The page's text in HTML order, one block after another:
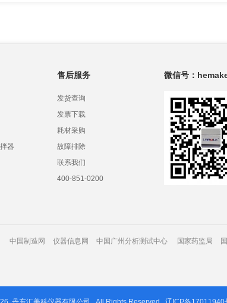
器
售后服务
发货查询
发票下载
耗材采购
故障排除
联系我们
400-851-0200
微信号：
中国制造网 仪器信息网 中国广州分析测试中心 国家药监局